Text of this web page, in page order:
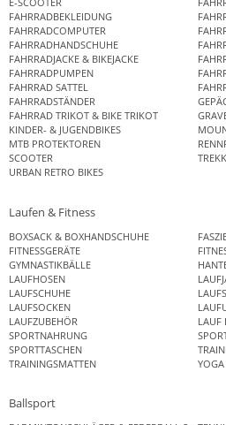
FAHRRADBEKLEIDUNG
FAHRRADCOMPUTER
FAHRRADHANDSCHUHE
FAHRRADJACKE & BIKEJACKE
FAHRRADPUMPEN
FAHRRAD SATTEL
FAHRRADSTÄNDER
FAHRRAD TRIKOT & BIKE TRIKOT
KINDER- & JUGENDBIKES
MTB PROTEKTOREN
SCOOTER
URBAN RETRO BIKES
Laufen & Fitness
BOXSACK & BOXHANDSCHUHE
FITNESSGERÄTE
GYMNASTIKBÄLLE
LAUFHOSEN
LAUFSCHUHE
LAUFSOCKEN
LAUFZUBEHÖR
LAUF
SPORTNAHRUNG
SPORTTASCHEN
TRAININGSMATTEN
Ballsport